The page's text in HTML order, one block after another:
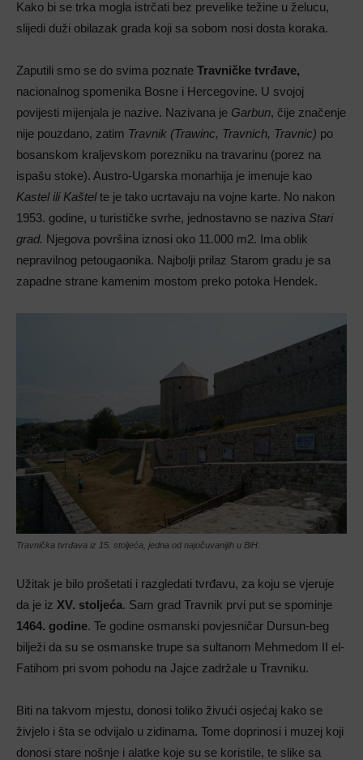
Kako bi se trka mogla istrčati bez prevelike težine u želucu,
slijedi duži obilazak grada koji sa sobom nosi dosta koraka.
Zaputili smo se do svima poznate Travničke tvrđave,
nacionalnog spomenika Bosne i Hercegovine. U svojoj
povijesti mijenjala je nazive. Nazivana je Garbun, čije značenje
nije pouzdano, zatim Travnik (Trawinc, Travnich, Travnic) po
bosanskom kraljevskom porezniku na travarinu (porez na
ispašu stoke). Austro-Ugarska monarhija je imenuje kao
Kastel ili Kaštelte je tako ucrtavaju na vojne karte. No nakon
1953. godine, u turističke svrhe, jednostavno se naziva Stari
grad. Njegova površina iznosi oko 11.000 m2. Ima oblik
nepravilnog petougaonika. Najbolji prilaz Starom gradu je sa
zapadne strane kamenim mostom preko potoka Hendek.
Travnička tvrđava iz 15. stoljeća, jedna od najočuvanijih u BiH.
Užitak je bilo prošetati i razgledati tvrđavu, za koju se vjeruje
da je iz XV. stoljeća. Sam grad Travnik prvi put se spominje
1464. godine. Te godine osmanski povjesničar Dursun-beg
bilježi da su se osmanske trupe sa sultanom Mehmedom II el-
Fatihom pri svom pohodu na Jajce zadržale u Travniku.
Biti na takvom mjestu, donosi toliko živući osjećaj kako se
živjelo i šta se odvijalo u zidinama. Tome doprinosi i muzej koji
donosi stare nošnje i alatke koje su se koristile, te slike sa